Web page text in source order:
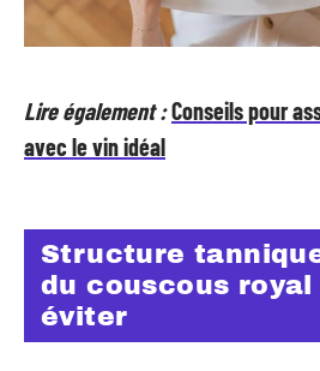
Lire également :Conseils pour
avec le vin idéal
Structure
du couscous
éviter